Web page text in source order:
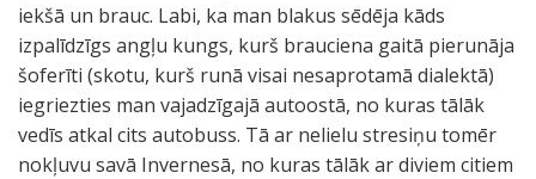
iekšā un brauc. Labi, ka man blakus sēdēja kāds
izpalīdzīgs angļu kungs, kurš brauciena gaitā pierunāja
šoferīti (skotu, kurš runā visai nesaprotamā dialektā)
iegriezties man vajadzīgajā autoostā, no kuras tālāk
vedīs atkal cits autobuss. Tā ar nelielu stresiņu tomēr
nokļuvu savā Invernesā, no kuras tālāk ar diviem citiem